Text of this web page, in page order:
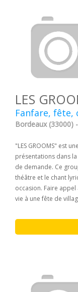
LES
Fanfare, fête,
Bordeaux (33000)
"LES GROOMS" est
présentations dans
de demande. Ce
théâtre et le chant
occasion. Faire
vie à une fête de